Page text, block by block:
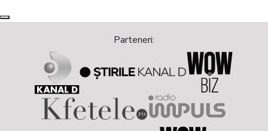
Next
Previous
Parteneri: